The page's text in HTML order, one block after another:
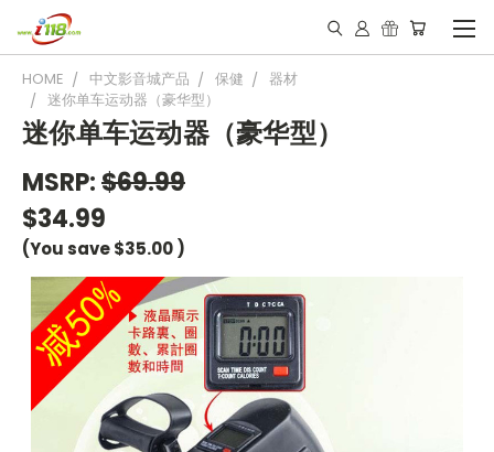
HOME 中文影音城产品 保健
器材
迷你单车运动器（豪华型）
迷你单车运动器（豪华型）
MSRP:$69.99
$34.99
(You save$35.00 )